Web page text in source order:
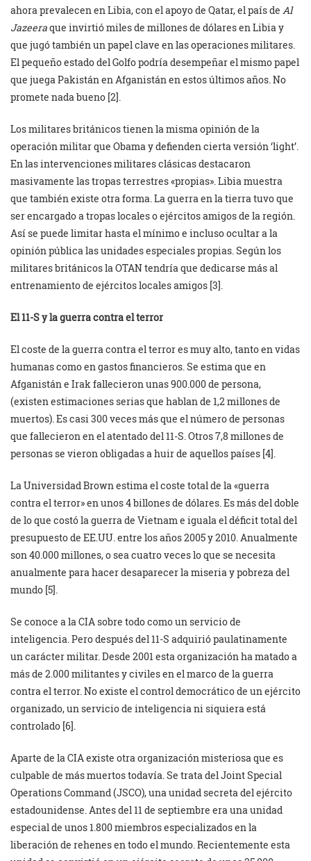
ahora prevalecen en Libia, con el apoyo de Qatar, el país de Al
Jazeeraque invirtió miles de millones de dólares en Libia y
que jugó también un papel clave en las operaciones militares.
El pequeño estado del Golfo podría desempeñar el mismo papel
que juega Pakistán en Afganistán en estos últimos años. No
promete nada bueno [2].
Los militares británicos tienen la misma opinión de la
operación militar que Obama y defienden cierta versión ‘light’.
En las intervenciones militares clásicas destacaron
masivamente las tropas terrestres «propias». Libia muestra
que también existe otra forma. La guerra en la tierra tuvo que
ser encargado a tropas locales o ejércitos amigos de la región.
Así se puede limitar hasta el mínimo e incluso ocultar a la
opinión pública las unidades especiales propias. Según los
militares británicos la OTAN tendría que dedicarse más al
entrenamiento de ejércitos locales amigos [3].
El 11-S y la guerra contra el terror
El coste de la guerra contra el terror es muy alto, tanto en vidas
humanas como en gastos financieros. Se estima que en
Afganistán e Irak fallecieron unas 900.000 de persona,
(existen estimaciones serias que hablan de 1,2 millones de
muertos). Es casi 300 veces más que el número de personas
que fallecieron en el atentado del 11-S. Otros 7,8 millones de
personas se vieron obligadas a huir de aquellos países [4].
La Universidad Brown estima el coste total de la «guerra
contra el terror» en unos 4 billones de dólares. Es más del doble
de lo que costó la guerra de Vietnam e iguala el déficit total del
presupuesto de EE.UU. entre los años 2005 y 2010. Anualmente
son 40.000 millones, o sea cuatro veces lo que se necesita
anualmente para hacer desaparecer la miseria y pobreza del
mundo [5].
Se conoce a la CIA sobre todo como un servicio de
inteligencia. Pero después del 11-S adquirió paulatinamente
un carácter militar. Desde 2001 esta organización ha matado a
más de 2.000 militantes y civiles en el marco de la guerra
contra el terror. No existe el control democrático de un ejército
organizado, un servicio de inteligencia ni siquiera está
controlado [6].
Aparte de la CIA existe otra organización misteriosa que es
culpable de más muertos todavía. Se trata del Joint Special
Operations Command (JSCO), una unidad secreta del ejército
estadounidense. Antes del 11 de septiembre era una unidad
especial de unos 1.800 miembros especializados en la
liberación de rehenes en todo el mundo. Recientemente esta